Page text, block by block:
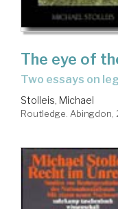
The eye of
two essays on
Stolleis, Michael
Routledge. Abingdon,